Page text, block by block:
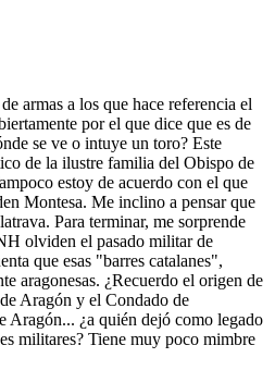
armas a los que hace referencia el
por el que dice que es de
se ve o intuye un toro? Este
de la ilustre familia del Obispo de
estoy de acuerdo con el que
Montesa. Me inclino a pensar que
Para terminar, me sorprende
olviden el pasado militar de
que esas "barres catalanes",
aragonesas. ¿Recuerdo el origen de
Aragón y el Condado de
Aragón... ¿a quién dejó como legado
militares? Tiene muy poco mimbre